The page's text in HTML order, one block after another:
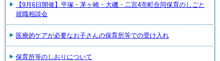
【9月6日開催】平塚・茅ヶ崎・大磯・二宮4市町合同保育のしごと
就職相談会
医療的ケアが必要なお子さんの保育所等での受け入れ
保育所等のしおりについて